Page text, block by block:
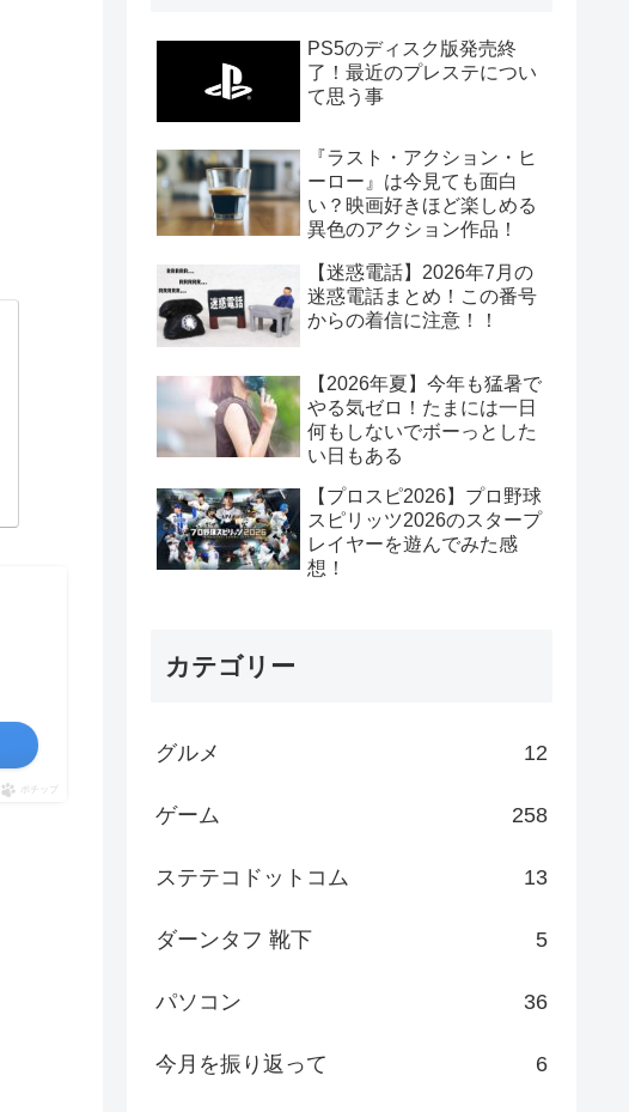
ポチップ
PS5のディスク版発売終
了！最近のプレステについ
て思う事
『ラスト・アクション・ヒ
ーロー』は今見ても面白
い？映画好きほど楽しめる
異色のアクション作品！
【迷惑電話】2026年7月の
迷惑電話まとめ！この番号
からの着信に注意！！
【2026年夏】今年も猛暑で
やる気ゼロ！たまには一日
何もしないでボーっとした
い日もある
【プロスピ2026】プロ野球
スピリッツ2026のスタープ
レイヤーを遊んでみた感
想！
カテゴリー
グルメ 12
ゲーム 258
ステテコドットコム 13
ダーンタフ 靴下 5
パソコン 36
今月を振り返って 6